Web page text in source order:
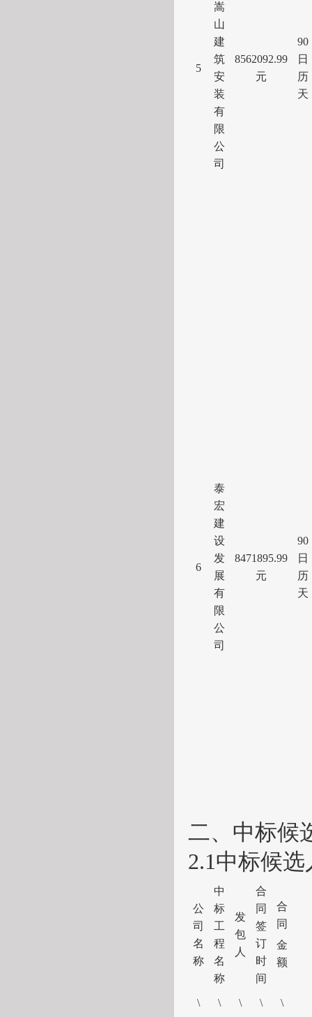
5
嵩
山
建
筑
安
装
有
限
公
司
8562092.99
元
90
日
历
天
6
泰
宏
建
设
发
展
有
限
公
司
8471895.99
元
90
日
历
天
二、中标候
2.1中标候选
公
司
名
称
中
标
工
程
名
称
发
包
人
合
同
签
订
时
间
合
同
金
额
\ \ \ \ \